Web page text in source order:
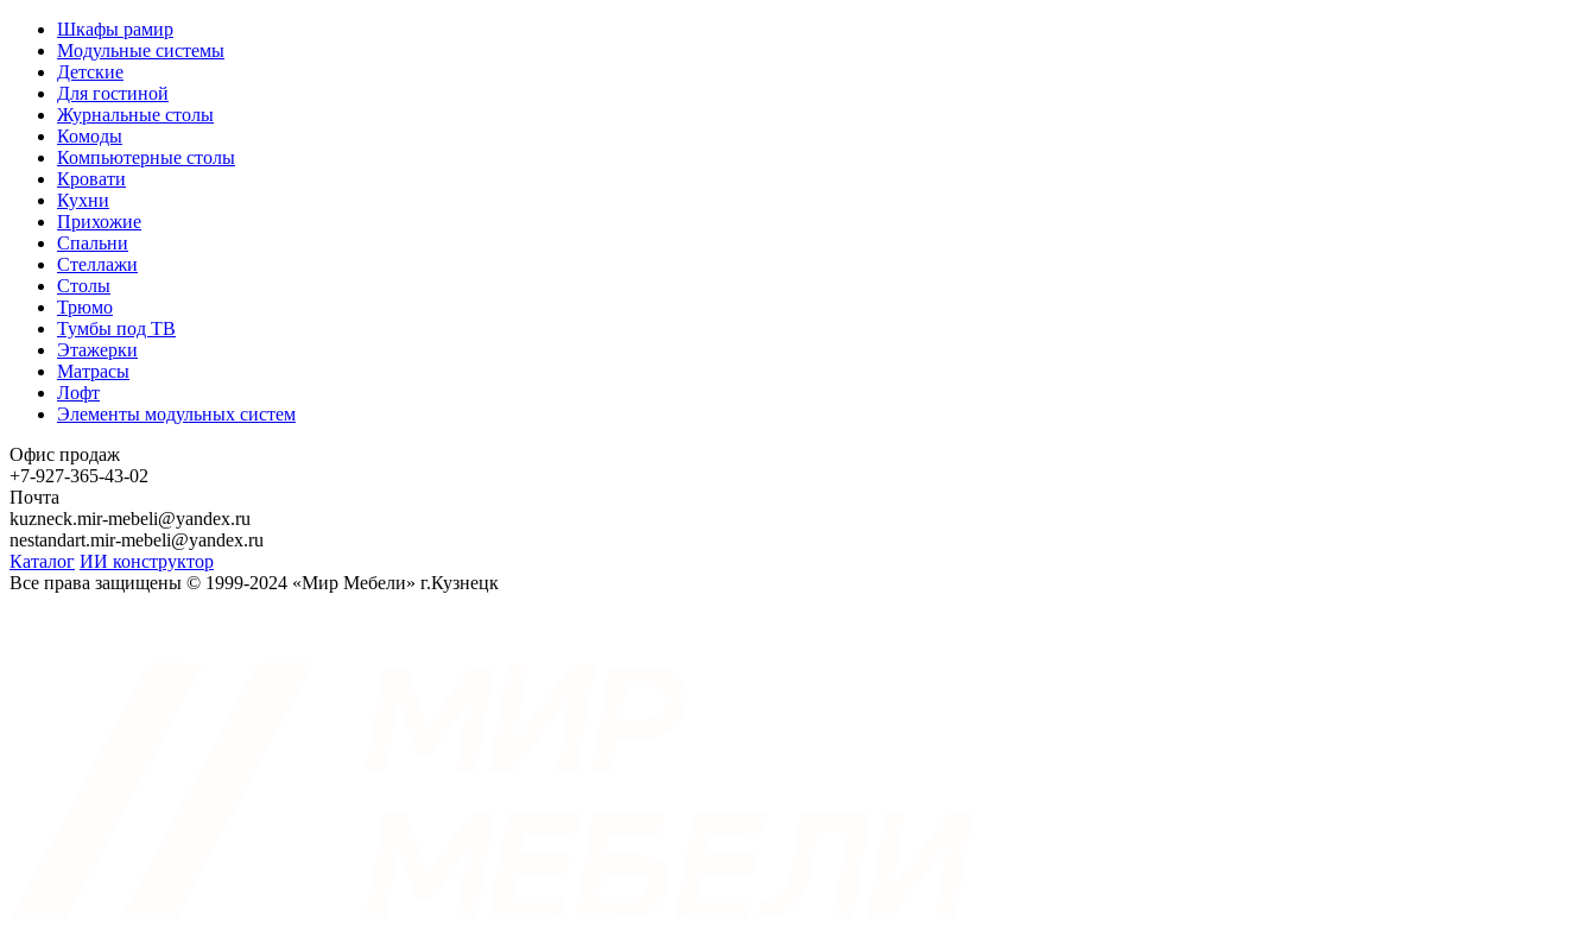
Шкафы рамир
Модульные системы
Детские
Для гостиной
Журнальные столы
Комоды
Компьютерные столы
Кровати
Кухни
Прихожие
Спальни
Стеллажи
Столы
Трюмо
Тумбы под ТВ
Этажерки
Матрасы
Лофт
Элементы модульных систем
Офис продаж
+7-927-365-43-02
Почта
kuzneck.mir-mebeli@yandex.ru
nestandart.mir-mebeli@yandex.ru
Каталог ИИ конструктор
Все права защищены © 1999-2024 «Мир Мебели» г.Кузнецк